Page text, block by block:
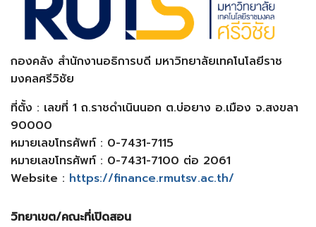
กองคลัง สำนักงานอธิการบดี มหาวิทยาลัยเทคโนโลยีราช
มงคลศรีวิชัย
ที่ตั้ง : เลขที่ 1 ถ.ราชดำเนินนอก ต.บ่อยาง อ.เมือง จ.สงขลา
90000
หมายเลขโทรศัพท์ : 0-7431-7115
หมายเลขโทรศัพท์ : 0-7431-7100 ต่อ 2061
Website : https://finance.rmutsv.ac.th/
วิทยาเขต/คณะที่เปิดสอน​